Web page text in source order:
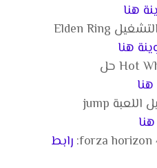
هنا
🛠️ حل مشكلة عدم التشغيل Elden Ring
هنا
🛠️ حل تشغيل Hot Wheels حل
هنا
🛠️ حل مشكل تشغيل اللعبة jump
رابط